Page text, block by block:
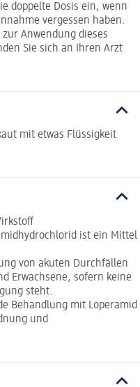
doppelte Dosis ein, wenn
vergessen haben.
Anwendung dieses
Sie sich an Ihren Arzt
mit etwas Flüssigkeit
ist ein Mittel
von akuten Durchfällen
Erwachsene, sofern keine
steht.
Behandlung mit Loperamid
und